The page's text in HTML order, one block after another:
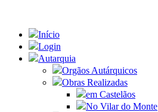
Início
Login
Autarquia
Orgãos Autárquicos
Obras Realizadas
em Castelãos
No Vilar do Monte